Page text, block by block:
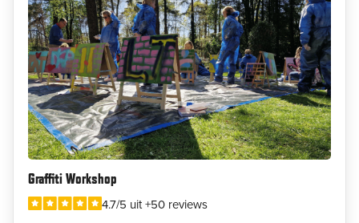
Graffiti Workshop
4.7/5 uit +50 reviews